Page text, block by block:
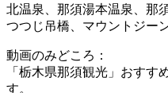
北温泉、那須湯本温泉、那
つつじ吊橋、マウントジー
動画のみどころ：
「栃木県那須観光」おすす
す。